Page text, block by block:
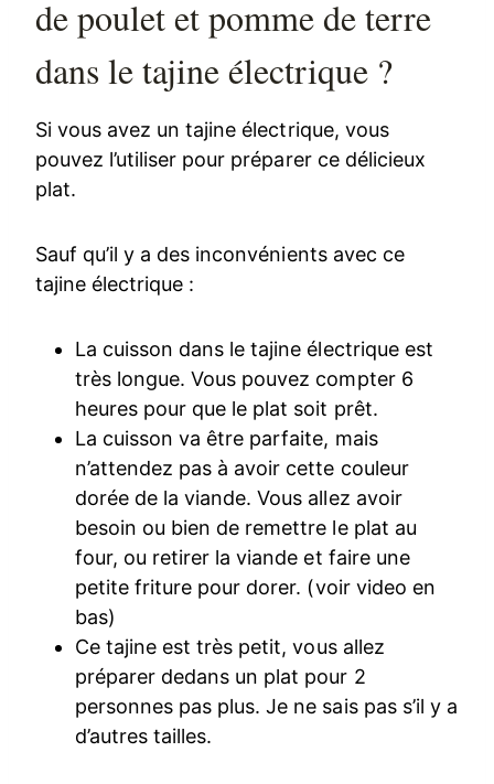
de poulet et pomme de terre
dans le tajine électrique ?
Si vous avez un tajine électrique, vous
pouvez l’utiliser pour préparer ce délicieux
plat.
Sauf qu’il y a des inconvénients avec ce
tajine électrique :
La cuisson dans le tajine électrique est
très longue. Vous pouvez compter 6
heures pour que le plat soit prêt.
La cuisson va être parfaite, mais
n’attendez pas à avoir cette couleur
dorée de la viande. Vous allez avoir
besoin ou bien de remettre le plat au
four, ou retirer la viande et faire une
petite friture pour dorer. (voir video en
bas)
Ce tajine est très petit, vous allez
préparer dedans un plat pour 2
personnes pas plus. Je ne sais pas s’il y a
d’autres tailles.